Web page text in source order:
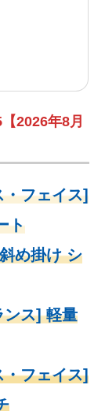
2026年8月
フェイス]
ト
め掛け シ
ンス] 軽量
フェイス]